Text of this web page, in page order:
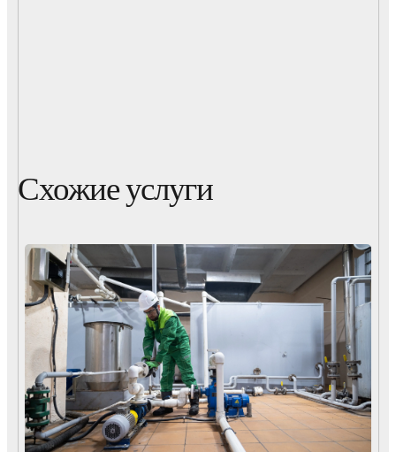
Схожие услуги